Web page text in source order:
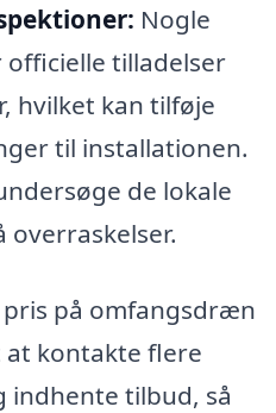
Nogle
tilladelser
hvilket kan tilføje
til installationen.
de lokale
overraskelser.
på omfangsdræn
at kontakte flere
indhente tilbud, så